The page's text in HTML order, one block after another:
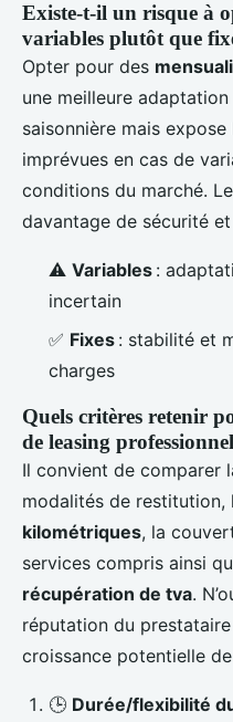
Existe-t-il un risque à
variables plutôt que
Opter pour des
une meilleure
saisonnière mais expose
imprévues en cas de
conditions du marché.
davantage de sécurité
⚠️ Variables :
incertain
✅ Fixes : stabilité et
charges
Quels critères retenir
de leasing
Il convient de comparer
modalités de restitution,
kilométriques, la
services compris ainsi
récupération de tva.
réputation du
croissance potentielle
🕒 Durée/flexibilité